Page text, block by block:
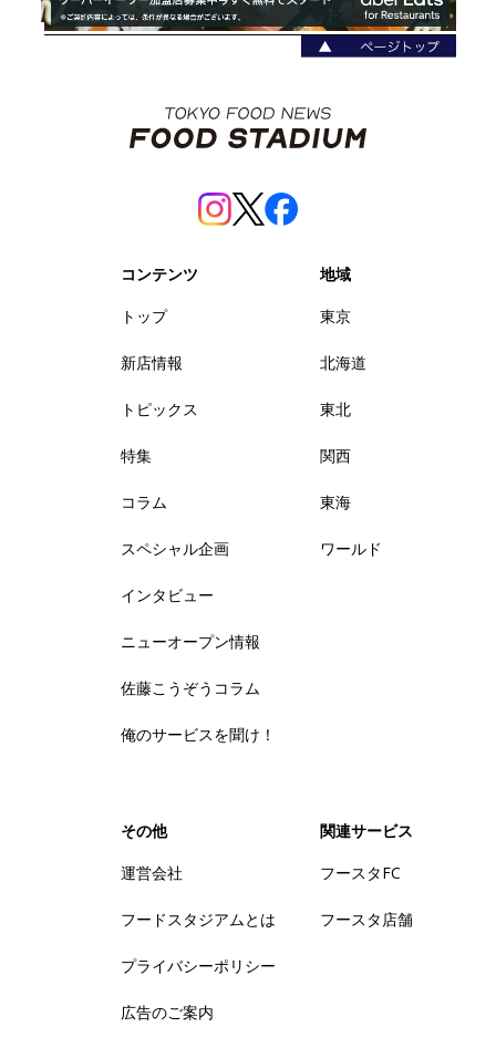
コンテンツ
トップ
新店情報
トピックス
特集
コラム
スペシャル企画
インタビュー
ニューオープン情報
佐藤こうぞうコラム
俺のサービスを聞け！
地域
東京
北海道
東北
関西
東海
ワールド
その他
運営会社
フードスタジアムとは
プライバシーポリシー
広告のご案内
関連サービス
フースタFC
フースタ店舗